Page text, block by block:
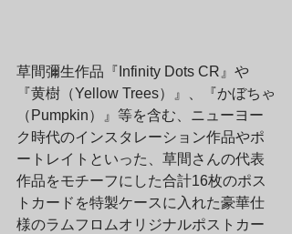
草間彌生作品『Infinity Dots CR』や
『黄樹（Yellow Trees）』、『かぼちゃ
（Pumpkin）』等を含む、ニューヨー
ク時代のインスタレーション作品やポ
ートレイトといった、草間さんの代表
作品をモチーフにした合計16枚のポス
トカードを特製ケースに入れた豪華仕
様のラムフロムオリジナルポストカー